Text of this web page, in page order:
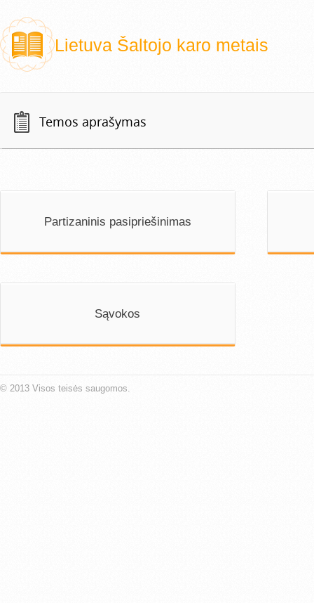
Lietuva Šaltojo karo metais
Temos aprašymas
Partizaninis pasipriešinimas
Sąvokos
© 2013 Visos teisės saugomos.